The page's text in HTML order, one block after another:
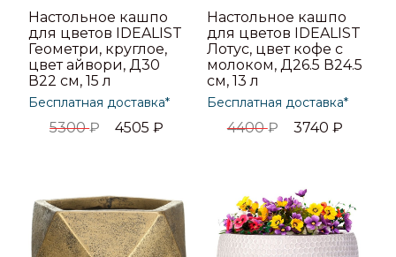
Настольное кашпо
для цветов IDEALIST
Геометри, круглое,
цвет айвори, Д30
В22 см, 15 л
Бесплатная доставка*
5300₽ 4505₽
Настольное кашпо
для цветов IDEALIST
Лотус, цвет кофе с
молоком, Д26.5 В24.5
см, 13 л
Бесплатная доставка*
4400₽ 3740 ₽